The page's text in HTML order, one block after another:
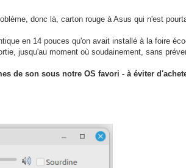
audio-pci-intel-tgl
api
iwlwifi
USB
00B00
fs: ext4 dev: /dev/nvme0n1p7
donc là, carton rouge à Asus qui n'est
en 14 pouces qu'on avait installé à la foire
jusqu'au moment où soudainement, sans
de son sous notre OS favori - à éviter